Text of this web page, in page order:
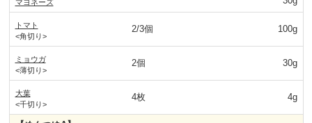
マヨネーズ
トマト
<角切り>
2/3個 100g
ミョウガ
<薄切り>
2個 30g
大葉
<千切り>
4枚 4g